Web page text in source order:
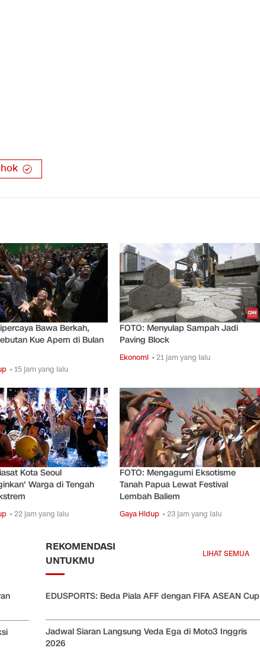
Bawa Berkah,
Kue Apem di Bulan
• 15 jam yang lalu
FOTO: Menyulap Sampah Jadi
Paving Block
Ekonomi • 21 jam yang lalu
Kota Seoul
Warga di Tengah
• 22 jam yang lalu
FOTO: Mengagumi Eksotisme
Tanah Papua Lewat Festival
Lembah Baliem
Gaya Hidup • 23 jam yang lalu
REKOMENDASI
UNTUKMU
LIHAT SEMUA
EDUSPORTS: Beda Piala AFF dengan FIFA ASEAN Cup
Jadwal Siaran Langsung Veda Ega di Moto3 Inggris
2026